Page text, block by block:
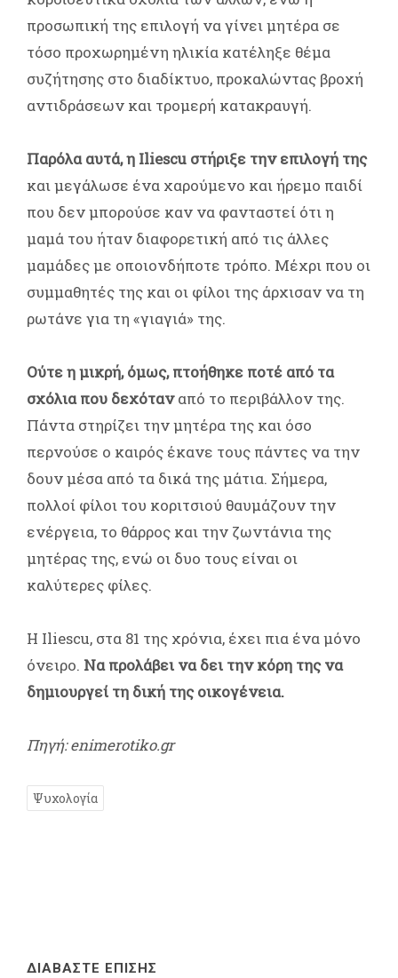
προσωπική της επιλογή να γίνει μητέρα σε
τόσο προχωρημένη ηλικία κατέληξε θέμα
συζήτησης στο διαδίκτυο, προκαλώντας βροχή
αντιδράσεων και τρομερή κατακραυγή.
Παρόλα αυτά, η Iliescu στήριξε την επιλογή της
και μεγάλωσε ένα χαρούμενο και ήρεμο παιδί
που δεν μπορούσε καν να φανταστεί ότι η
μαμά του ήταν διαφορετική από τις άλλες
μαμάδες με οποιονδήποτε τρόπο. Μέχρι που οι
συμμαθητές της και οι φίλοι της άρχισαν να τη
ρωτάνε για τη «γιαγιά» της.
Ούτε η μικρή, όμως, πτοήθηκε ποτέ από τα
σχόλια που δεχόταναπό το περιβάλλον της.
Πάντα στηρίζει την μητέρα της και όσο
περνούσε ο καιρός έκανε τους πάντες να την
δουν μέσα από τα δικά της μάτια. Σήμερα,
πολλοί φίλοι του κοριτσιού θαυμάζουν την
ενέργεια, το θάρρος και την ζωντάνια της
μητέρας της, ενώ οι δυο τους είναι οι
καλύτερες φίλες.
Η Iliescu, στα 81 της χρόνια, έχει πια ένα μόνο
όνειρο. Να προλάβει να δει την κόρη της να
δημιουργεί τη δική της οικογένεια.
Πηγή: enimerotiko.gr
Ψυχολογία
ΔΙΑΒΑΣΤΕ ΕΠΙΣΗΣ